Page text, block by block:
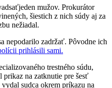
mužov. Prokurátor
šiestich z nich súdy aj za
nežiadal.
nepodarilo zadržať. Pôvodne ich
prihlásili sami.
trestného súdu,
na zatknutie pre šesť
sudca okrem príkazu na